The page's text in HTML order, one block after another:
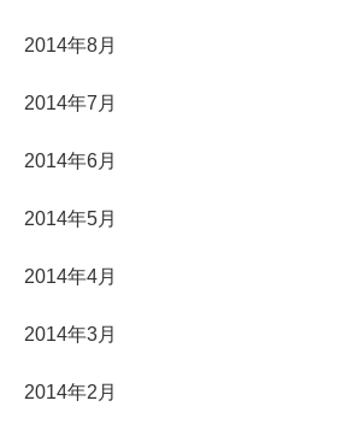
2014年8月
2014年7月
2014年6月
2014年5月
2014年4月
2014年3月
2014年2月